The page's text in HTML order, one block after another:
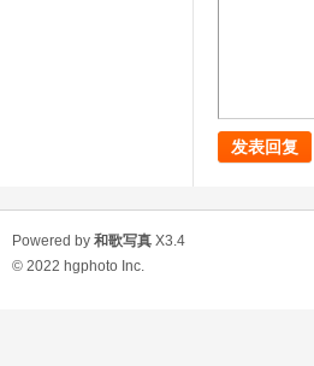
发表回复
Powered by 和歌写真 X3.4
© 2022 hgphoto Inc.